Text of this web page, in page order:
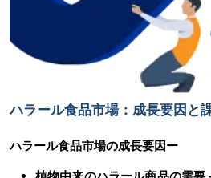
ハラール食品市場：成長要因と
ハラール食品市場の成長要因ー